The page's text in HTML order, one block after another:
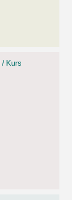
/ Kurs